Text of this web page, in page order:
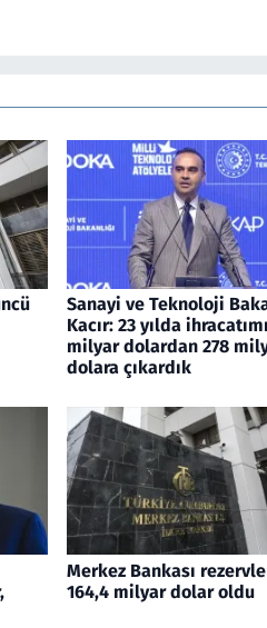
Sanayi ve Teknoloji
Kacır: 23 yılda
milyar dolardan 278
dolara çıkardık
Merkez Bankası
164,4 milyar dolar oldu